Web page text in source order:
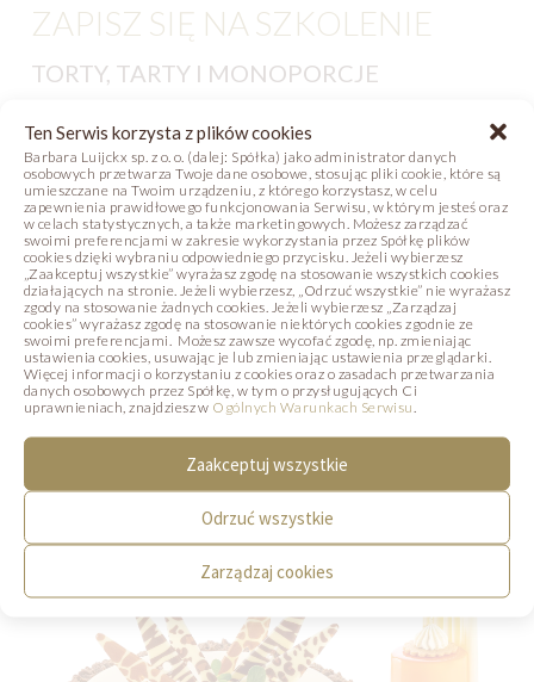
Ten Serwis korzysta z plików cookies
Barbara Luijckx sp. z o. o. (dalej: Spółka) jako administrator danych
osobowych przetwarza Twoje dane osobowe, stosując pliki cookie, które są
umieszczane na Twoim urządzeniu, z którego korzystasz, w celu
zapewnienia prawidłowego funkcjonowania Serwisu, w którym jesteś oraz
w celach statystycznych, a także marketingowych. Możesz zarządzać
swoimi preferencjami w zakresie wykorzystania przez Spółkę plików
cookies dzięki wybraniu odpowiedniego przycisku. Jeżeli wybierzesz
„Zaakceptuj wszystkie” wyrażasz zgodę na stosowanie wszystkich cookies
działających na stronie. Jeżeli wybierzesz, „Odrzuć wszystkie” nie wyrażasz
zgody na stosowanie żadnych cookies. Jeżeli wybierzesz „Zarządzaj
cookies” wyrażasz zgodę na stosowanie niektórych cookies zgodnie ze
swoimi preferencjami. Możesz zawsze wycofać zgodę, np. zmieniając
ustawienia cookies, usuwając je lub zmieniając ustawienia przeglądarki.
Więcej informacji o korzystaniu z cookies oraz o zasadach przetwarzania
danych osobowych przez Spółkę, w tym o przysługujących Ci
uprawnieniach, znajdziesz w Ogólnych Warunkach Serwisu
Zaakceptuj wszystkie
Odrzuć wszystkie
Zarządzaj cookies
ZAPISZ SIĘ NA SZKOLENIE
TORTY, TARTY I MONOPORCJE
Ana Florencia Davila
Michał Świerad
PRZEJDŹ DO STRONY KURSU